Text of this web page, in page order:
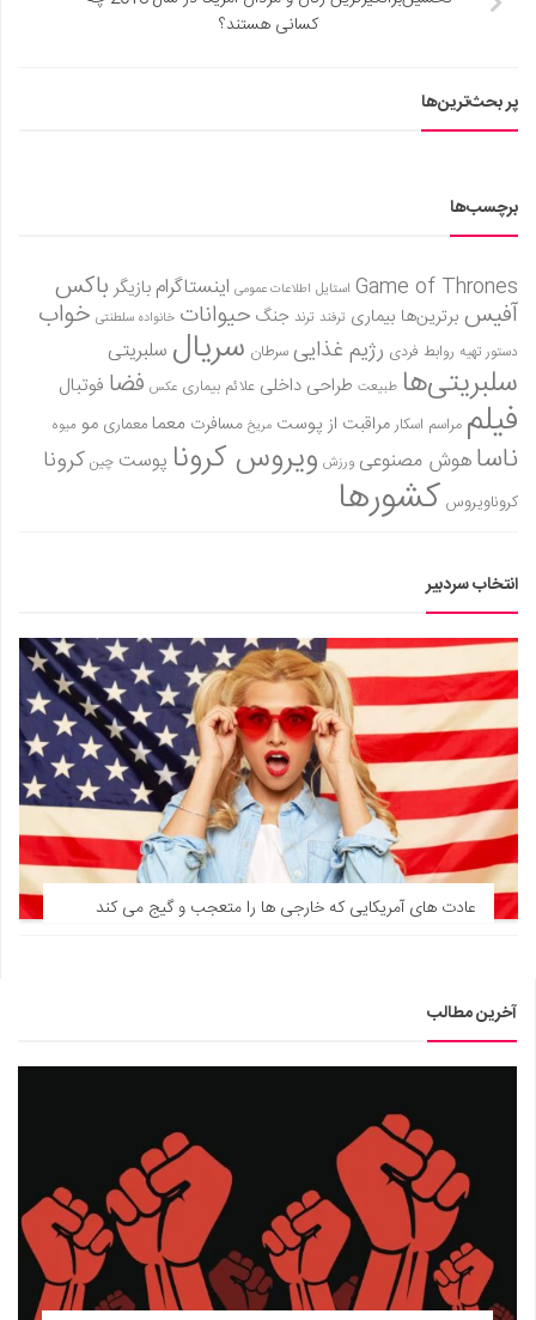
کسانی هستند؟
پر بحث‌ترین‌ها
برچسب‌ها
Game of Thrones استایل اطلاعات عمومی اینستاگرام بازیگر باکس
آفیس برترین‌ها بیماری ترفند ترند جنگ حیوانات خانواده سلطنتی خواب
دستور تهیه روابط فردی رژیم غذاییسرطان سریال سلبریتی
سلبریتی‌ها طبیعت طراحی داخلی علائم بیماری عکس فضا فوتبال
فیلم مراسم اسکارمراقبت از پوست مریخ مسافرت معمامعماری مو میوه
ناساهوش مصنوعی ورزش ویروس کرونا پوست چین کرونا
کروناویروس کشورها
انتخاب سردبیر
عادت های آمریکایی که خارجی ها را متعجب و گیج می کند
آخرین مطالب